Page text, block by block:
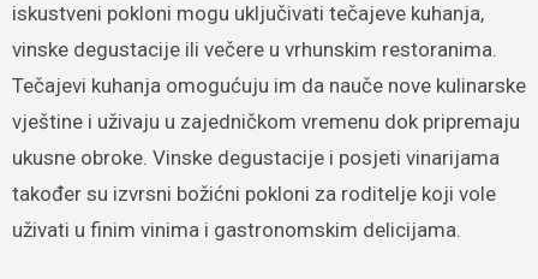
iskustveni pokloni mogu uključivati tečajeve kuhanja,
vinske degustacije ili večere u vrhunskim restoranima.
Tečajevi kuhanja omogućuju im da nauče nove kulinarske
vještine i uživaju u zajedničkom vremenu dok pripremaju
ukusne obroke. Vinske degustacije i posjeti vinarijama
također su izvrsni božićni pokloni za roditelje koji vole
uživati u finim vinima i gastronomskim delicijama.